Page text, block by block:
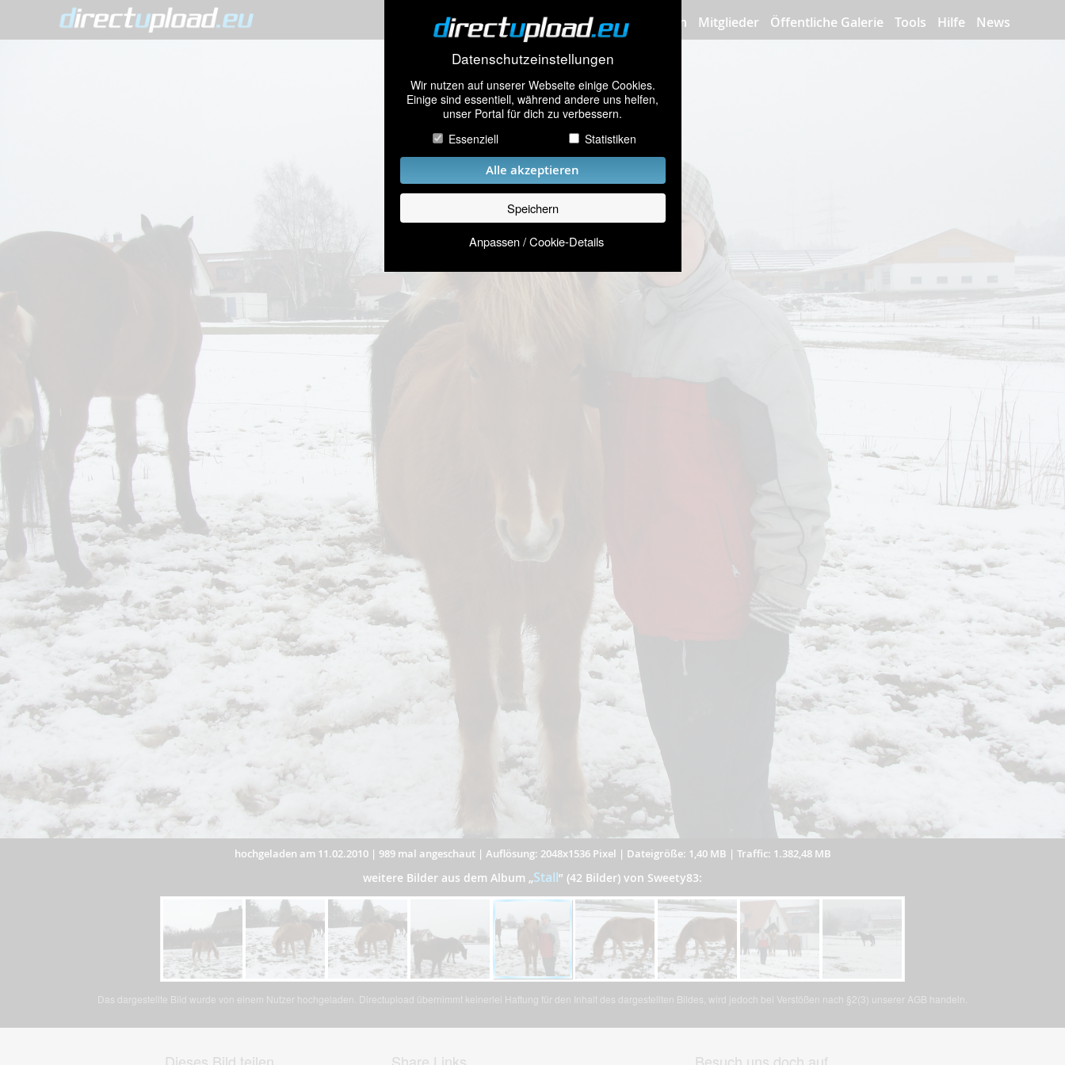
Datenschutzeinstellungen
Wir nutzen auf unserer Webseite einige Cookies.
Einige sind essentiell, während andere uns helfen,
unser Portal für dich zu verbessern.
Essenziell
Statistiken
Alle akzeptieren
Speichern
Anpassen / Cookie-Details
Bilder hochladen Mitglieder Öffentliche Galerie Tools Hilfe News
hochgeladen am 11.02.2010| 989 mal angeschaut| Auflösung: 2048x1536 Pixel | Dateigröße: 1,40 MB | Traffic: 1.382,48 MB
weitere Bilder aus dem Album „Stall” (42 Bilder) von Sweety83:
Das dargestellte Bild wurde von einem Nutzer hochgeladen. Directupload übernimmt keinerlei Haftung für den Inhalt des dargestellten Bildes, wird jedoch bei Verstößen nach §2(3) unserer AGB handeln.